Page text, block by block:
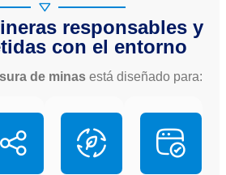
responsables y
con el entorno
de minasestá diseñado para: